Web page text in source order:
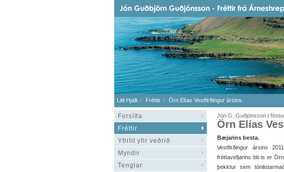
Litli Hjalli Fréttir Örn Elías Vestfirðingur ársins.
Forsíða
Fréttir
Yfirlit yfir veðrið
Myndir
Tenglar
Jón G. Guðjónsson |
Örn Elías
Bæjarins besta.
Vestfirðingur ársins
fréttavefjarins bb.is er
þekktur sem